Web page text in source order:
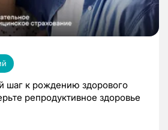
шаг к рождению здорового
репродуктивное здоровье